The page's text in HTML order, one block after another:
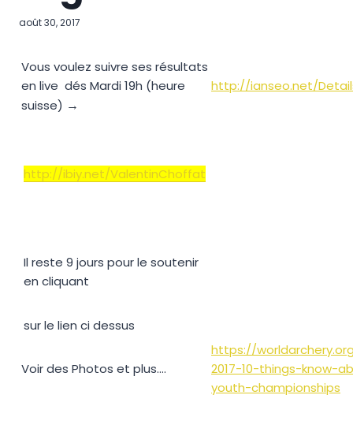
août 30, 2017
Vous voulez suivre ses résultats
en live dés Mardi 19h (heure
suisse) →
http://ianseo.net/
http://ibiy.net/ValentinChoffat
Il reste 9 jours pour le soutenir
en cliquant
sur le lien ci dessus
Voir des Photos et plus….
https://
2017-10-things-know-
youth-championships